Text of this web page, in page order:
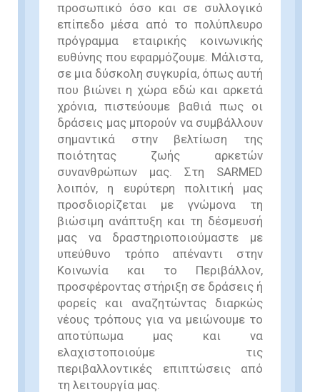
προσωπικό όσο και σε συλλογικό
επίπεδο μέσα από το πολύπλευρο
πρόγραμμα εταιρικής κοινωνικής
ευθύνης που εφαρμόζουμε. Μάλιστα,
σε μια δύσκολη συγκυρία, όπως αυτή
που βιώνει η χώρα εδώ και αρκετά
χρόνια, πιστεύουμε βαθιά πως οι
δράσεις μας μπορούν να συμβάλλουν
σημαντικά στην βελτίωση της
ποιότητας ζωής αρκετών
συνανθρώπων μας. Στη SARMED
λοιπόν, η ευρύτερη πολιτική μας
προσδιορίζεται με γνώμονα τη
βιώσιμη ανάπτυξη και τη δέσμευσή
μας να δραστηριοποιούμαστε με
υπεύθυνο τρόπο απέναντι στην
Κοινωνία και το Περιβάλλον,
προσφέροντας στήριξη σε δράσεις ή
φορείς και αναζητώντας διαρκώς
νέους τρόπους για να μειώνουμε το
αποτύπωμα μας και να
ελαχιστοποιούμε τις
περιβαλλοντικές επιπτώσεις από
τη λειτουργία μας.